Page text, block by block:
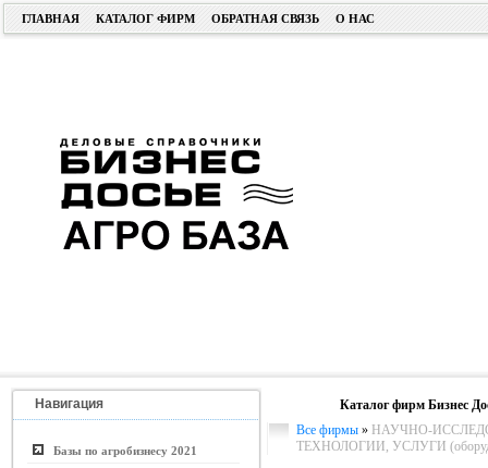
ГЛАВНАЯ КАТАЛОГ ФИРМ ОБРАТНАЯ СВЯЗЬ О НАС
Навигация
Базы по агробизнесу 2021
Каталог фирм Бизнес
Все фирмы » НАУЧНО-
ТЕХНОЛОГИИ, УСЛУГИ